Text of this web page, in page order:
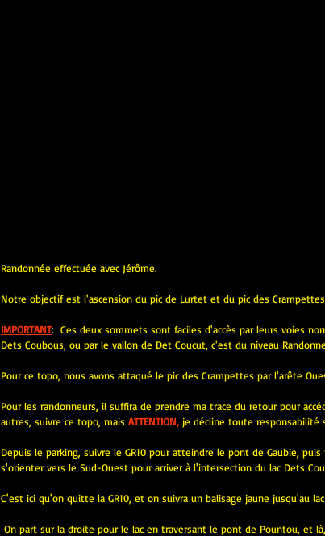
Randonnée effectuée avec Jérôme.
Notre objectif est l'ascension du pic de Lurtet et du pic des
IMPORTANT: Ces deux sommets sont faciles d'accès par leurs voies
Dets Coubous, ou par le vallon de Det Coucut, c'est du niveau
Pour ce topo, nous avons attaqué le pic des Crampettes par l'arête
Pour les randonneurs, il suffira de prendre ma trace du retour pour
autres, suivre ce topo, mais ATTENTION, je décline toute responsabilité
Depuis le parking, suivre le GR10 pour atteindre le pont de Gaubie,
s'orienter vers le Sud-Ouest pour arriver à l'intersection du lac Dets
C'est ici qu'on quitte la GR10, et on suivra un balisage jaune jusqu'au
On part sur la droite pour le lac en traversant le pont de Pountou, et